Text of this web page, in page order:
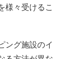
様々受けるこ
ング施設のイ